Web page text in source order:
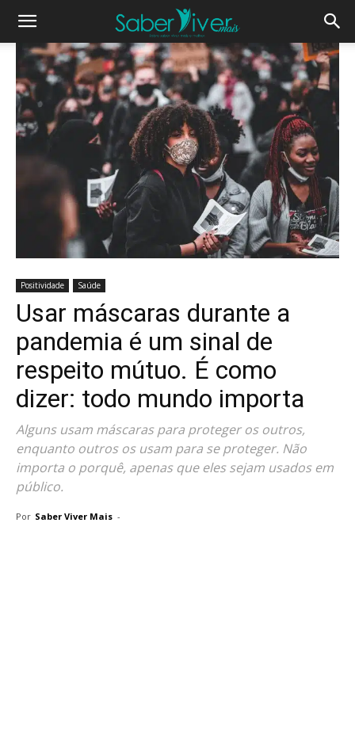
Positividade Saúde
Usar máscaras durante a
pandemia é um sinal de
respeito mútuo. É como
dizer: todo mundo importa
Alguns usam máscaras para proteger os outros,
enquanto outros os usam para se proteger. Não
importa o porquê, apenas que eles sejam usados ​​em
público.
Por Saber Viver Mais -